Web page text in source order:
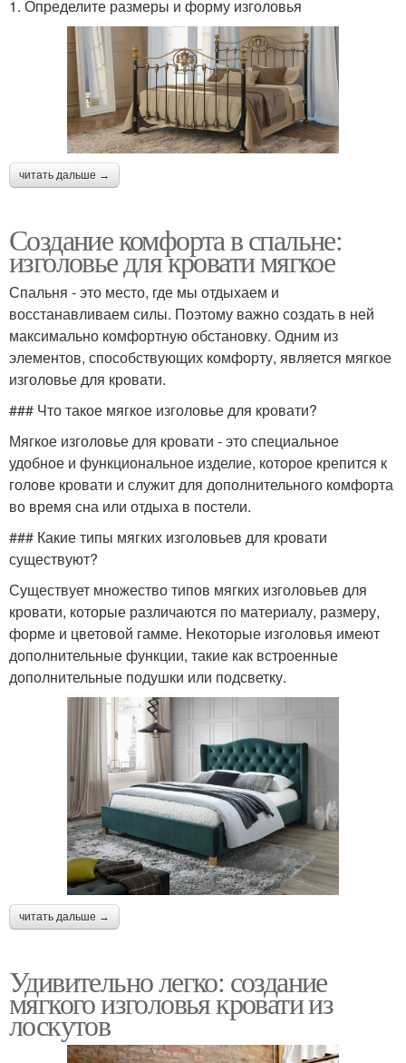
1. Определите размеры и форму изголовья
читать дальше →
Создание комфорта в спальне:
изголовье для кровати мягкое
Спальня - это место, где мы отдыхаем и
восстанавливаем силы. Поэтому важно создать в ней
максимально комфортную обстановку. Одним из
элементов, способствующих комфорту, является мягкое
изголовье для кровати.
### Что такое мягкое изголовье для кровати?
Мягкое изголовье для кровати - это специальное
удобное и функциональное изделие, которое крепится к
голове кровати и служит для дополнительного комфорта
во время сна или отдыха в постели.
### Какие типы мягких изголовьев для кровати
существуют?
Существует множество типов мягких изголовьев для
кровати, которые различаются по материалу, размеру,
форме и цветовой гамме. Некоторые изголовья имеют
дополнительные функции, такие как встроенные
дополнительные подушки или подсветку.
читать дальше →
Удивительно легко: создание
мягкого изголовья кровати из
лоскутов